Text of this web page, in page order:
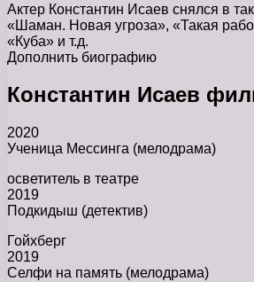
Актер Константин Исаев снялся в
«Шаман. Новая угроза», «Такая
«Куба» и т.д.
Дополнить биографию
Константин Исаев
2020
Ученица Мессинга (мелодрама)
осветитель в театре
2019
Подкидыш (детектив)
Гойхберг
2019
Селфи на память (мелодрама)